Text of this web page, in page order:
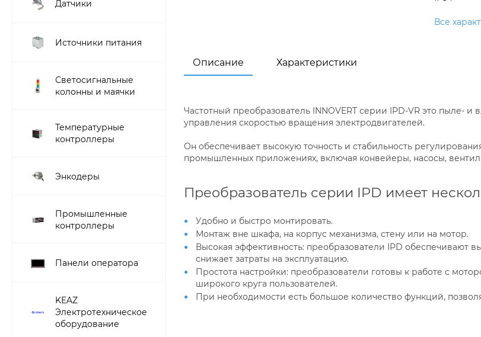
Датчики
Источники питания
Светосигнальные
колонны и маячки
Температурные
контроллеры
Энкодеры
Промышленные
контроллеры
Панели оператора
KEAZ
Электротехническое
оборудование
Все
Описание Характеристики
Частотный преобразователь INNOVERT серии IPD-VR это пыле-
управления скоростью вращения электродвигателей.
Он обеспечивает высокую точность и стабильность
промышленных приложениях, включая конвейеры, насосы,
Преобразователь серии IPD имеет
Удобно и быстро монтировать.
Монтаж вне шкафа, на корпус механизма, стену или на мотор.
Высокая эффективность: преобразователи IPD обеспечивают
снижает затраты на эксплуатацию.
Простота настройки: преобразователи готовы к работе с
широкого круга пользователей.
При необходимости есть большое количество функций,